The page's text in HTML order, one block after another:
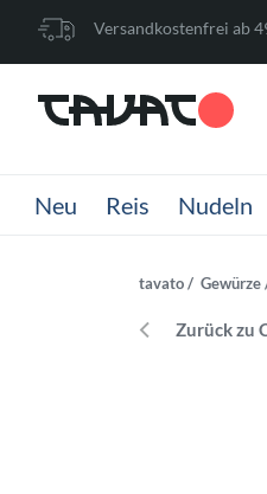
Versandkostenfrei ab
Neu Reis Nudeln
tavato Gewürze
Zurück zu